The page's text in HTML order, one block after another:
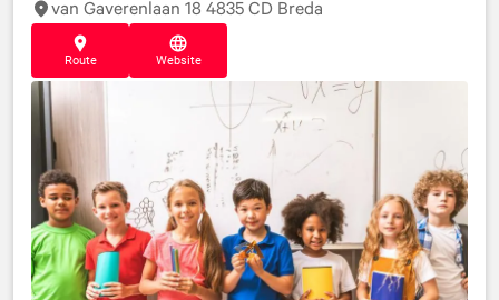
van Gaverenlaan 18 4835 CD Breda
Route Website